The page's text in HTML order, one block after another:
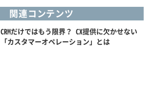
関連コンテンツ
CRMだけではもう限界？ CX提供に欠かせない
「カスタマーオペレーション」とは